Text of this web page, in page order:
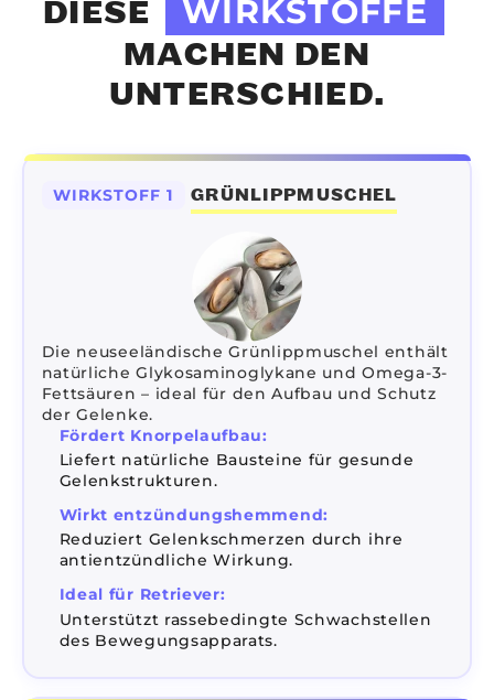
DIESE WIRKSTOFFE
MACHEN DEN
UNTERSCHIED.
WIRKSTOFF 1 GRÜNLIPPMUSCHEL
Die neuseeländische Grünlippmuschel enthält
natürliche Glykosaminoglykane und Omega-3-
Fettsäuren – ideal für den Aufbau und Schutz
der Gelenke.
Fördert Knorpelaufbau:
Liefert natürliche Bausteine für gesunde
Gelenkstrukturen.
Wirkt entzündungshemmend:
Reduziert Gelenkschmerzen durch ihre
antientzündliche Wirkung.
Ideal für Retriever:
Unterstützt rassebedingte Schwachstellen
des Bewegungsapparats.